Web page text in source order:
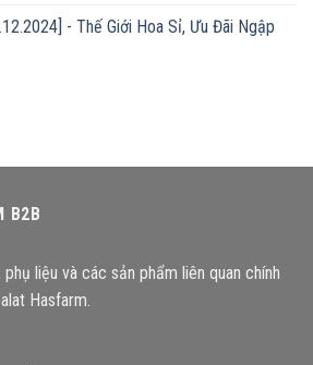
- Thế Giới Hoa Sỉ, Ưu Đãi Ngập
B2B
liệu và các sản phẩm liên quan chính
Hasfarm.